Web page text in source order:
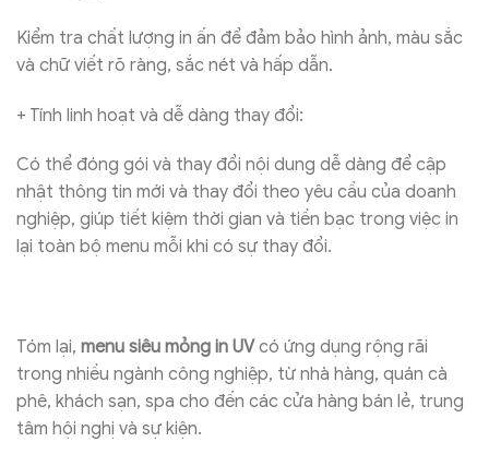
Kiểm tra chất lượng in ấn để đảm bảo hình ảnh, màu sắc
và chữ viết rõ ràng, sắc nét và hấp dẫn.
+ Tính linh hoạt và dễ dàng thay đổi:
Có thể đóng gói và thay đổi nội dung dễ dàng để cập
nhật thông tin mới và thay đổi theo yêu cầu của doanh
nghiệp, giúp tiết kiệm thời gian và tiền bạc trong việc in
lại toàn bộ menu mỗi khi có sự thay đổi.
Tóm lại, menu siêu mỏng in UVcó ứng dụng rộng rãi
trong nhiều ngành công nghiệp, từ nhà hàng, quán cà
phê, khách sạn, spa cho đến các cửa hàng bán lẻ, trung
tâm hội nghị và sự kiện.